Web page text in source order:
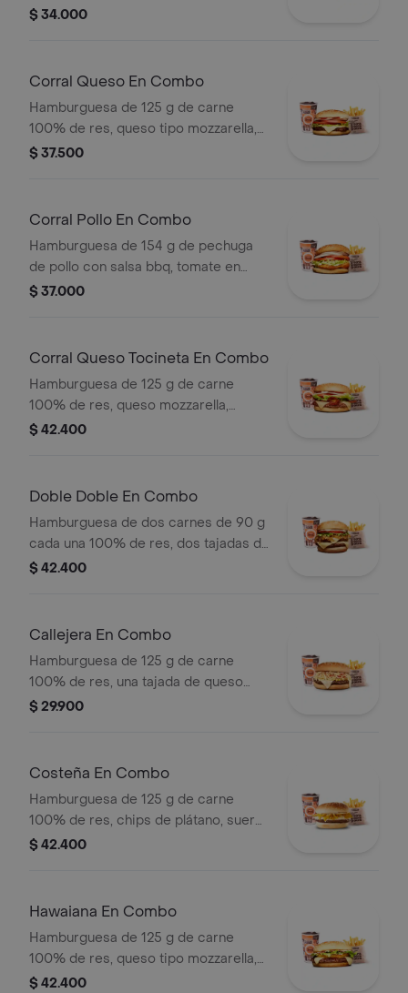
cebolla en rodajas, lechuga, salsa
pet
$ 34.000
Corral Queso En Combo
Hamburguesa de 125 g de carne
100% de res, queso tipo mozzarella,
tomate en rodajas, cebolla en rodajas,
$ 37.500
Corral Pollo En Combo
Hamburguesa de 154 g de pechuga
de pollo con salsa bbq, tomate en
rodajas, cebolla en rodajas, lechuga y
$ 37.000
Corral Queso Tocineta En Combo
Hamburguesa de 125 g de carne
100% de res, queso mozzarella,
tocineta, tomate en rodajas, cebolla
bebida
$ 42.400
Doble Doble En Combo
Hamburguesa de dos carnes de 90 g
cada una 100% de res, dos tajadas de
queso tipo mozzarella, cebolla grillé,
cascos) + bebida PET
$ 42.400
Callejera En Combo
Hamburguesa de 125 g de carne
100% de res, una tajada de queso
tipo mozzarella, papas callejera, salsa
+ bebida PET
$ 29.900
Costeña En Combo
Hamburguesa de 125 g de carne
100% de res, chips de plátano, suero,
queso costeño rallado y salsa blanca
$ 42.400
Hawaiana En Combo
Hamburguesa de 125 g de carne
100% de res, queso tipo mozzarella,
piña, lechuga, salsa blanca y salsa de
$ 42.400